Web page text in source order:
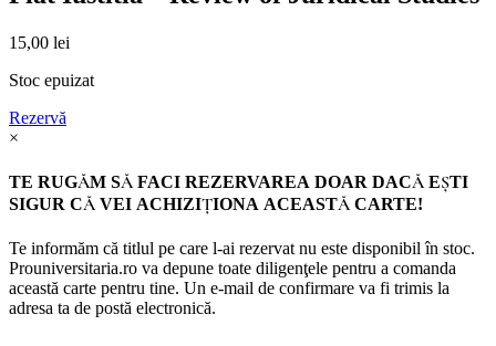
15,00 lei
Stoc epuizat
Rezervă
×
TE RUGĂM SĂ FACI REZERVAREA DOAR DACĂ EŞTI
SIGUR CĂ VEI ACHIZIŢIONA ACEASTĂ CARTE!
Te informăm că titlul pe care l-ai rezervat nu este disponibil în stoc.
Prouniversitaria.ro va depune toate diligenţele pentru a comanda
această carte pentru tine. Un e-mail de confirmare va fi trimis la
adresa ta de postă electronică.